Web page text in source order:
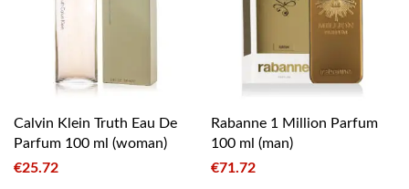
Calvin Klein Truth Eau De
Parfum 100 ml (woman)
€25.72
Rabanne 1 Million Parfum
100 ml (man)
€71.72